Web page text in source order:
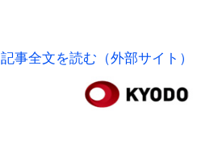
記事全文を読む（外部サイト）